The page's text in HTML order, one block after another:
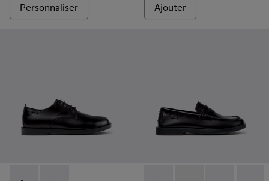
Personnaliser Ajouter